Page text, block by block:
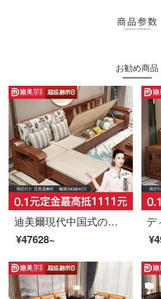
お勧め商品
迪美爾現代中国式の新中国式の実木の保管物のソファー冬夏両用のリビングルームの小室型の整頓布芸ソファーの五人位+貴妃のベッド
¥47628~